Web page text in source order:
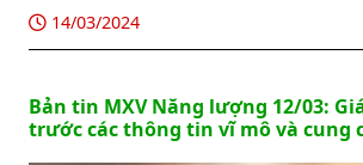
dùng Mỹ trong tháng 2 cao dự kiến cũng
chịu nhiều sức ép.
14/03/2024
Bản tin MXV Năng lượng 12/03:
trước các thông tin vĩ mô và cung